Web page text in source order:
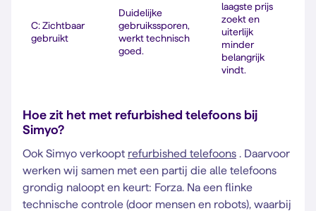
C: Zichtbaar
gebruikt
Duidelijke
gebruikssporen,
werkt technisch
goed.
laagste prijs
zoekt en
uiterlijk
minder
belangrijk
vindt.
Hoe zit het met refurbished telefoons bij
Simyo?
Ook Simyo verkoopt refurbished telefoons . Daarvoor
werken wij samen met een partij die alle telefoons
grondig naloopt en keurt: Forza. Na een flinke
technische controle (door mensen en robots), waarbij